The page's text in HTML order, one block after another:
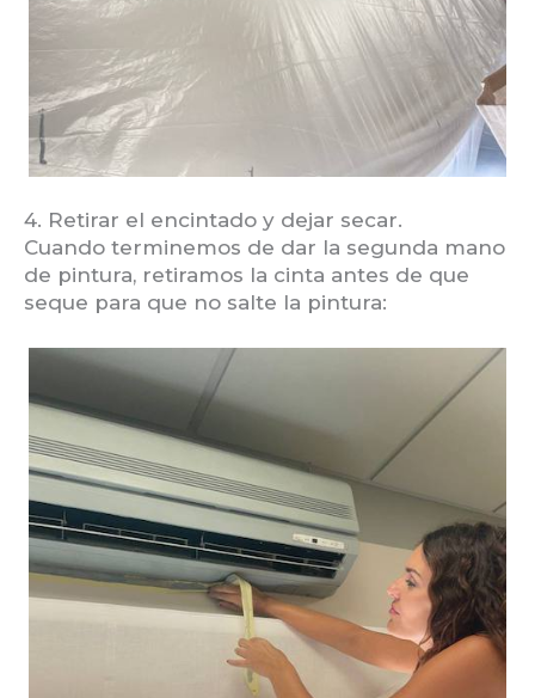
4. Retirar el encintado y dejar secar.
Cuando terminemos de dar la segunda mano
de pintura, retiramos la cinta antes de que
seque para que no salte la pintura: